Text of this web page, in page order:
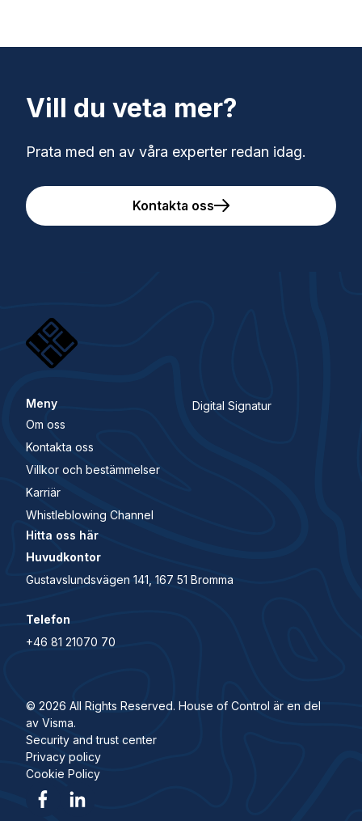
Vill du veta mer?
Prata med en av våra experter redan idag.
Kontakta oss
Meny
Om oss
Kontakta oss
Villkor och bestämmelser
Karriär
Whistleblowing Channel
Digital Signatur
Hitta oss här
Huvudkontor
Gustavslundsvägen 141, 167 51 Bromma
Telefon
+46 81 21070 70
© 2026 All Rights Reserved. House of Control är en del
av Visma.
Security and trust center
Privacy policy
Cookie Policy